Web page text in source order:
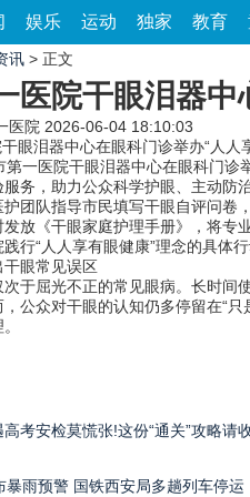
娱乐 运动 独家 教育
讯 > 正文
医院干眼泪器中
医院 2026-06-04 18:10:03
眼泪器中心在眼科门诊举办“人人
医院干眼泪器中心在眼科门诊举
务，助力公众科学护眼、主动防治
队指导市民填写干眼自评问卷
放《干眼家庭护理手册》，将专
“人人享有眼健康”理念的具体行
眼常见误区
屈光不正的常见眼病。长时间
公众对干眼的认知仍多停留在“
考安检莫慌张!这份“通关”攻略请